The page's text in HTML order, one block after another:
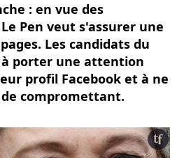
: en vue des
Pen veut s'assurer une
Les candidats du
porter une attention
profil Facebook et à ne
compromettant.